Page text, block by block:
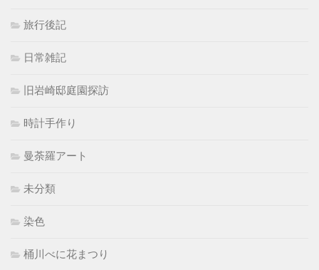
旅行後記
日常雑記
旧岩崎邸庭園探訪
時計手作り
曼荼羅アート
未分類
染色
桶川べに花まつり